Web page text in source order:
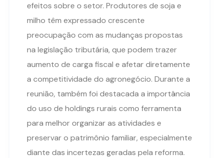
efeitos sobre o setor. Produtores de soja e
milho têm expressado crescente
preocupação com as mudanças propostas
na legislação tributária, que podem trazer
aumento de carga fiscal e afetar diretamente
a competitividade do agronegócio. Durante a
reunião, também foi destacada a importância
do uso de holdings rurais como ferramenta
para melhor organizar as atividades e
preservar o patrimônio familiar, especialmente
diante das incertezas geradas pela reforma.